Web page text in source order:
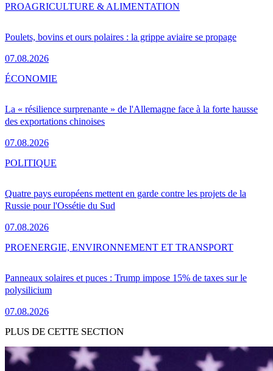
Poulets, bovins et ours polaires : la grippe aviaire se propage
07.08.2026
PROAGRICULTURE & ALIMENTATION
La « résilience surprenante » de l'Allemagne face à la forte hausse
des exportations chinoises
07.08.2026
ÉCONOMIE
Quatre pays européens mettent en garde contre les projets de la
Russie pour l'Ossétie du Sud
07.08.2026
POLITIQUE
Panneaux solaires et puces : Trump impose 15% de taxes sur le
polysilicium
07.08.2026
PROENERGIE, ENVIRONNEMENT ET TRANSPORT
PLUS DE CETTE SECTION